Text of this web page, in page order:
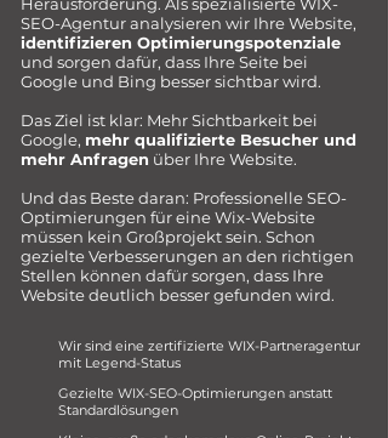
SEO-Agentur analysieren wir Ihre Website,
identifizieren Optimierungspotenziale
und sorgen dafür, dass Ihre Seite bei
Google und Bing besser sichtbar wird.
Das Ziel ist klar: Mehr Sichtbarkeit bei
Google, mehr qualifizierte Besucher und
mehr Anfragen über Ihre Website.
Und das Beste daran: Professionelle SEO-
Optimierungen für eine Wix-Website
müssen kein Großprojekt sein. Schon
gezielte Verbesserungen an den richtigen
Stellen können dafür sorgen, dass Ihre
Website deutlich besser gefunden wird.
Wir sind eine zertifizierte WIX-Partneragentur
mit Legend-Status
Gezielte WIX-SEO-Optimierungen anstatt
Standardlösungen